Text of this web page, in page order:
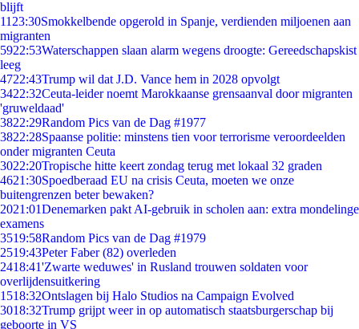
blijft
11 23:30Smokkelbende opgerold in Spanje, verdienden miljoenen aan
migranten
5922:53Waterschappen slaan alarm wegens droogte: Gereedschapskist
leeg
4722:43Trump wil dat J.D. Vance hem in 2028 opvolgt
3422:32Ceuta-leider noemt Marokkaanse grensaanval door migranten
'gruweldaad'
3822:29Random Pics van de Dag #1977
3822:28Spaanse politie: minstens tien voor terrorisme veroordeelden
onder migranten Ceuta
3022:20Tropische hitte keert zondag terug met lokaal 32 graden
4621:30Spoedberaad EU na crisis Ceuta, moeten we onze
buitengrenzen beter bewaken?
2021:01Denemarken pakt AI-gebruik in scholen aan: extra mondelinge
examens
3519:58Random Pics van de Dag #1979
2519:43Peter Faber (82) overleden
2418:41'Zwarte weduwes' in Rusland trouwen soldaten voor
overlijdensuitkering
1518:32Ontslagen bij Halo Studios na Campaign Evolved
3018:32Trump grijpt weer in op automatisch staatsburgerschap bij
geboorte in VS